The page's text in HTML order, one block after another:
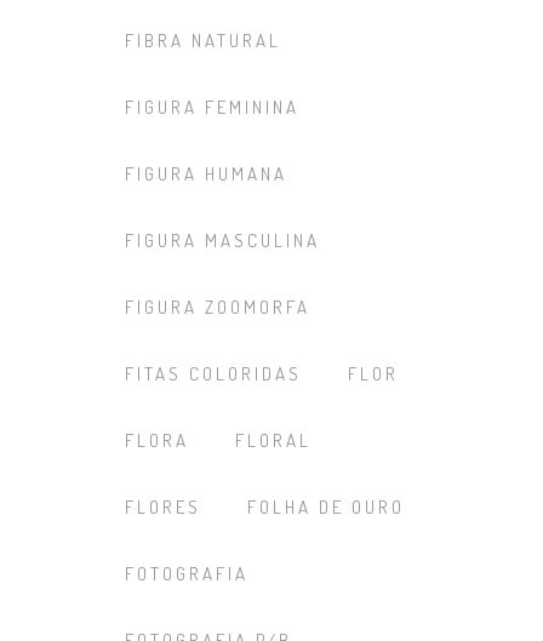
FIBRA NATURAL
FIGURA FEMININA
FIGURA HUMANA
FIGURA MASCULINA
FIGURA ZOOMORFA
FITAS COLORIDAS FLOR
FLORA FLORAL
FLORES FOLHA DE OURO
FOTOGRAFIA